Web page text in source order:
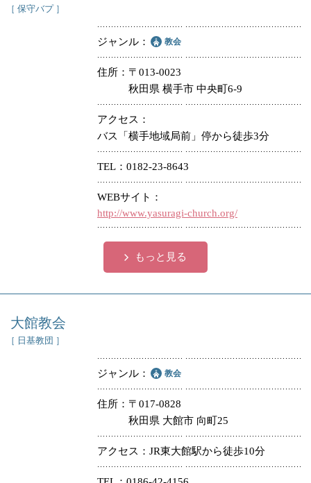
［ 保守バプ ］
ジャンル 教会
住所
〒013-0023
秋田県 横手市 中央町6-9
アクセス
バス「横手地域局前」停から徒歩3分
TEL 0182-23-8643
WEBサイト
http://www.yasuragi-church.org/
もっと見る
大館教会
［ 日基教団 ］
ジャンル 教会
住所
〒017-0828
秋田県 大館市 向町25
アクセス JR東大館駅から徒歩10分